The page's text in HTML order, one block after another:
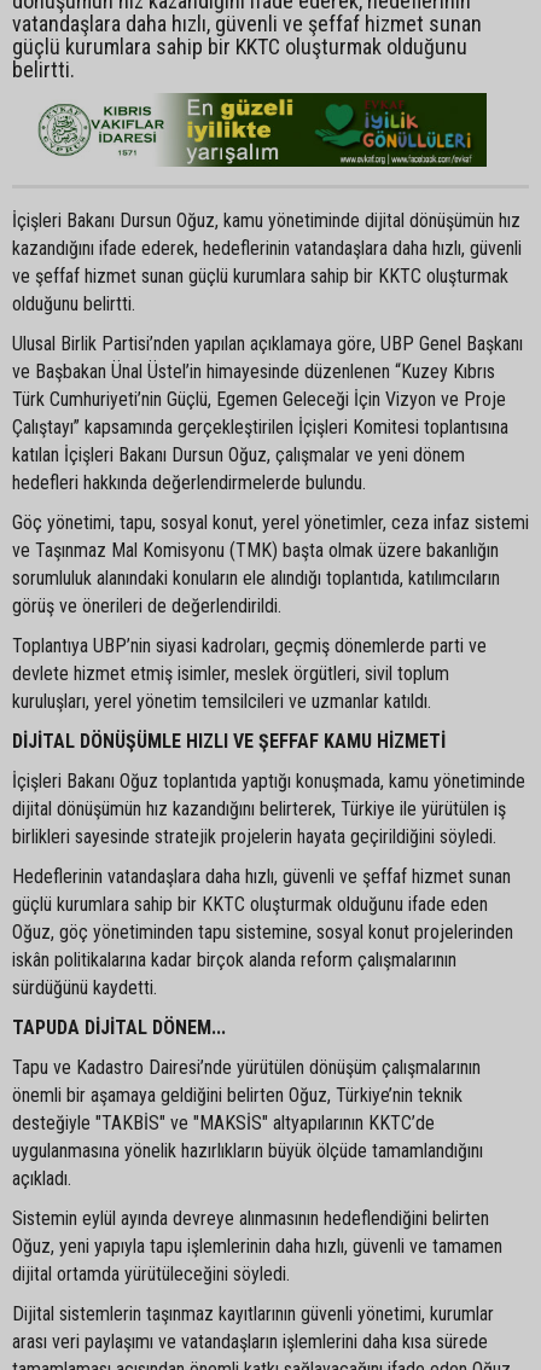
vatandaşlara daha hızlı, güvenli ve şeffaf hizmet sunan
güçlü kurumlara sahip bir KKTC oluşturmak olduğunu
belirtti.
İçişleri Bakanı Dursun Oğuz, kamu yönetiminde dijital dönüşümün hız
kazandığını ifade ederek, hedeflerinin vatandaşlara daha hızlı, güvenli
ve şeffaf hizmet sunan güçlü kurumlara sahip bir KKTC oluşturmak
olduğunu belirtti.
Ulusal Birlik Partisi’nden yapılan açıklamaya göre, UBP Genel Başkanı
ve Başbakan Ünal Üstel’in himayesinde düzenlenen “Kuzey Kıbrıs
Türk Cumhuriyeti’nin Güçlü, Egemen Geleceği İçin Vizyon ve Proje
Çalıştayı” kapsamında gerçekleştirilen İçişleri Komitesi toplantısına
katılan İçişleri Bakanı Dursun Oğuz, çalışmalar ve yeni dönem
hedefleri hakkında değerlendirmelerde bulundu.
Göç yönetimi, tapu, sosyal konut, yerel yönetimler, ceza infaz sistemi
ve Taşınmaz Mal Komisyonu (TMK) başta olmak üzere bakanlığın
sorumluluk alanındaki konuların ele alındığı toplantıda, katılımcıların
görüş ve önerileri de değerlendirildi.
Toplantıya UBP’nin siyasi kadroları, geçmiş dönemlerde parti ve
devlete hizmet etmiş isimler, meslek örgütleri, sivil toplum
kuruluşları, yerel yönetim temsilcileri ve uzmanlar katıldı.
DİJİTAL DÖNÜŞÜMLE HIZLI VE ŞEFFAF KAMU HİZMETİ
İçişleri Bakanı Oğuz toplantıda yaptığı konuşmada, kamu yönetiminde
dijital dönüşümün hız kazandığını belirterek, Türkiye ile yürütülen iş
birlikleri sayesinde stratejik projelerin hayata geçirildiğini söyledi.
Hedeflerinin vatandaşlara daha hızlı, güvenli ve şeffaf hizmet sunan
güçlü kurumlara sahip bir KKTC oluşturmak olduğunu ifade eden
Oğuz, göç yönetiminden tapu sistemine, sosyal konut projelerinden
iskân politikalarına kadar birçok alanda reform çalışmalarının
sürdüğünü kaydetti.
TAPUDA DİJİTAL DÖNEM...
Tapu ve Kadastro Dairesi’nde yürütülen dönüşüm çalışmalarının
önemli bir aşamaya geldiğini belirten Oğuz, Türkiye’nin teknik
desteğiyle "TAKBİS" ve "MAKSİS" altyapılarının KKTC’de
uygulanmasına yönelik hazırlıkların büyük ölçüde tamamlandığını
açıkladı.
Sistemin eylül ayında devreye alınmasının hedeflendiğini belirten
Oğuz, yeni yapıyla tapu işlemlerinin daha hızlı, güvenli ve tamamen
dijital ortamda yürütüleceğini söyledi.
Dijital sistemlerin taşınmaz kayıtlarının güvenli yönetimi, kurumlar
arası veri paylaşımı ve vatandaşların işlemlerini daha kısa sürede